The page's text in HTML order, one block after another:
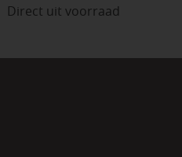
Direct uit voorraad